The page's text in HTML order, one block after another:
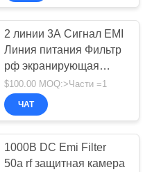
2 линии 3А Сигнал EMI
Линия питания Фильтр
рф экранирующая
комната ЭМК камера
$100.00 MOQ:>Части =1
ЧАТ
1000В DC Emi Filter
50a rf защитная камера